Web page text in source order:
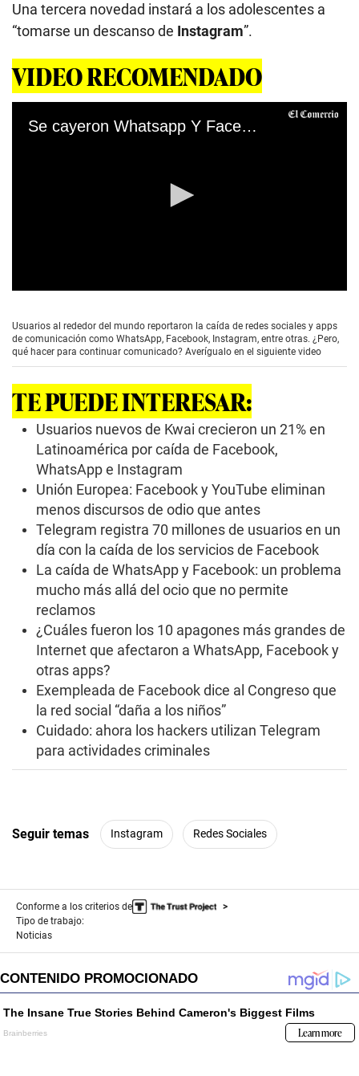
Una tercera novedad instará a los adolescentes a
“tomarse un descanso de Instagram”.
VIDEO RECOMENDADO
Se cayeron Whatsapp Y Facebook: ¿Qué hacer para continuar comunicado?
e
c
o
n
s
o
Usuarios al rededor del mundo reportaron la caída de redes sociales y apps
de comunicación como WhatsApp, Facebook, Instagram, entre otras. ¿Pero,
qué hacer para continuar comunicado? Averígualo en el siguiente video
TE PUEDE INTERESAR:
Usuarios nuevos de Kwai crecieron un 21% en
Latinoamérica por caída de Facebook,
WhatsApp e Instagram
Unión Europea: Facebook y YouTube eliminan
menos discursos de odio que antes
Telegram registra 70 millones de usuarios en un
día con la caída de los servicios de Facebook
La caída de WhatsApp y Facebook: un problema
mucho más allá del ocio que no permite
reclamos
¿Cuáles fueron los 10 apagones más grandes de
Internet que afectaron a WhatsApp, Facebook y
otras apps?
Exempleada de Facebook dice al Congreso que
la red social “daña a los niños”
Cuidado: ahora los hackers utilizan Telegram
para actividades criminales
Seguir temas Instagram Redes Sociales
Conforme a los criterios de
Tipo de trabajo:
Noticias